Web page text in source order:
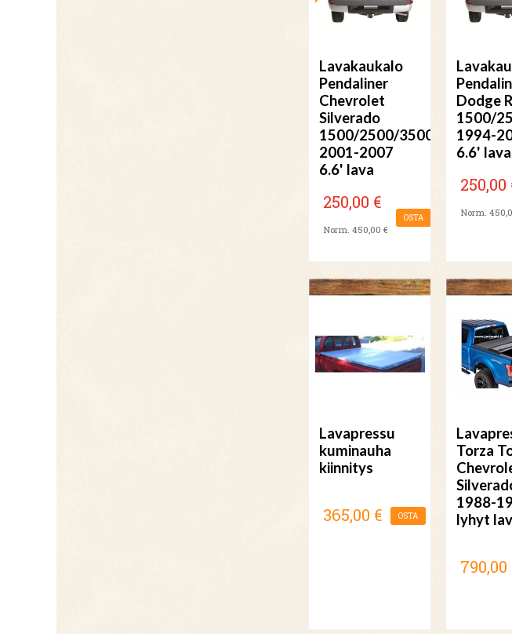
Lavakaukalo
Pendaliner
Chevrolet
Silverado
1500/2500/3500
2001-2007
6.6' lava
250,00 €
Norm. 450,00 €
OSTA
Dodge
1500/
1994-
6.6' lava
250,00
Norm.
Lavapressu
kuminauha
kiinnitys
365,00 € OSTA
Torza
1988-
lyhyt
790,00